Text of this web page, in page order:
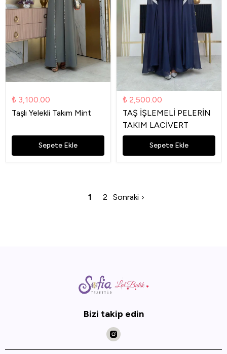
₺ 3,100.00
Taşlı Yelekli Takım Mint
Sepete Ekle
₺ 2,500.00
TAŞ İŞLEMELİ PELERİN
TAKIM LACİVERT
Sepete Ekle
1 2 Sonraki
Bizi takip edin